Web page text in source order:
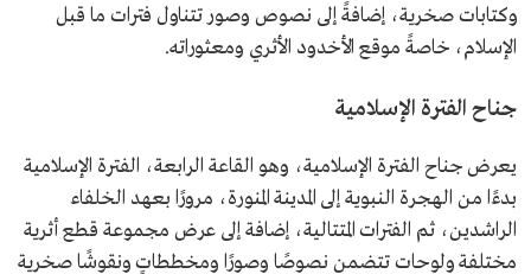
وكتابات صخرية، إضافةً إلى نصوص وصور تتناول فترات ما قبل
الإسلام، خاصةً موقع الأخدود الأثري ومعثوراته.
جناح الفترة الإسلامية
يعرض جناح الفترة الإسلامية، وهو القاعة الرابعة، الفترة الإسلامية
بدءًا من الهجرة النبوية إلى المدينة المنورة، مرورًا بعهد الخلفاء
الراشدين، ثم الفترات المتتالية، إضافة إلى عرض مجموعة قطع أثرية
مختلفة ولوحات تتضمن نصوصًا وصورًا ومخططاتٍ ونقوشًا صخرية